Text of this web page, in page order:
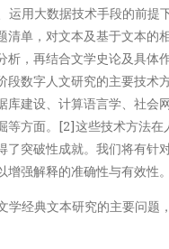
运用大数据技术手段的前提
清单，对文本及基于文本的
析，再结合文学史论及具体
段数字人文研究的主要技术
库建设、计算语言学、社会
等方面。[2]这些技术方法在
了突破性成就。我们将有针
强解释的准确性与有效性。
学经典文本研究的主要问题